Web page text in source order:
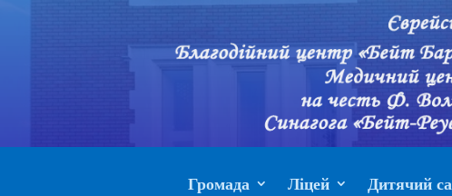
Громада Ліцей Дитячий